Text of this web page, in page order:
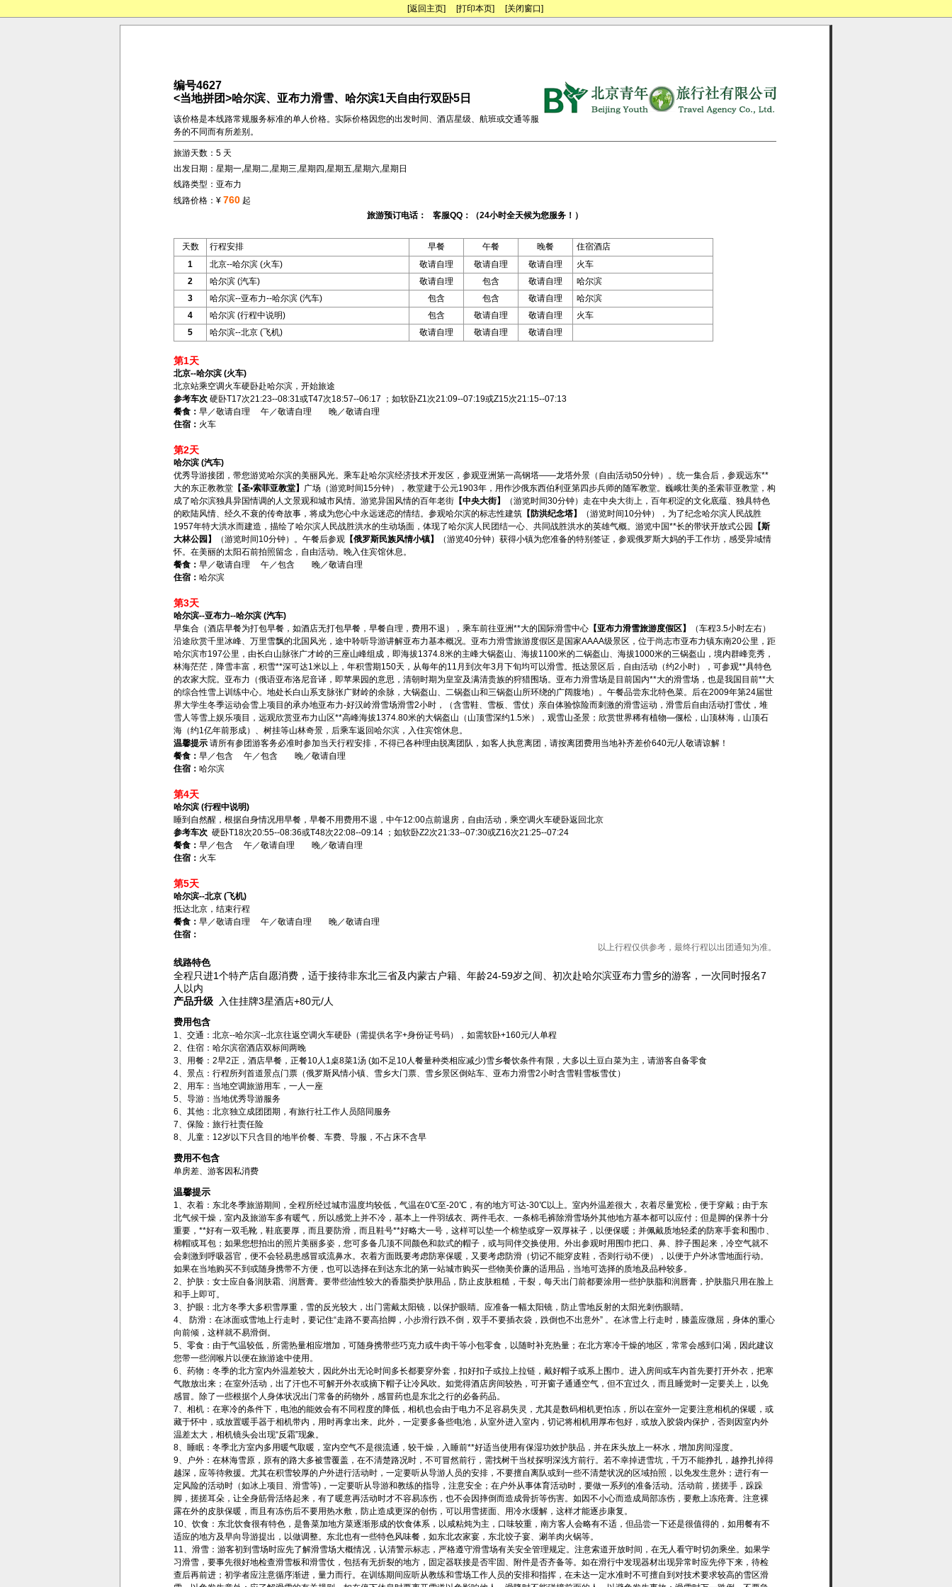
[返回主页] [打印本页] [关闭窗口]
编号4627
<当地拼团>哈尔滨、亚布力滑雪、哈尔滨1天自由行双卧5日
该价格是本线路常规服务标准的单人价格。实际价格因您的出发时间、酒店星级、航班或交通等服
务的不同而有所差别。
旅游天数：5 天
出发日期：星期一,星期二,星期三,星期四,星期五,星期六,星期日
线路类型：亚布力
线路价格：¥760 起
旅游预订电话： 客服QQ：（24小时全天候为您服务！）
天数 行程安排 早餐 午餐 晚餐
住宿酒店
1
北京--哈尔滨 (火车) 敬请自理 敬请自理 敬请自理
火车
2
哈尔滨 (汽车) 敬请自理 包含 敬请自理
哈尔滨
3
哈尔滨--亚布力--哈尔滨 (汽车) 包含 包含 敬请自理
哈尔滨
4
哈尔滨 (行程中说明) 包含 敬请自理 敬请自理
火车
5
哈尔滨--北京 (飞机) 敬请自理 敬请自理 敬请自理
第1天
北京--哈尔滨 (火车)
北京站乘空调火车硬卧赴哈尔滨，开始旅途
参考车次 硬卧T17次21:23--08:31或T47次18:57--06:17 ；如软卧Z1次21:09--07:19或Z15次21:15--07:13
餐食：早／敬请自理 午／敬请自理 晚／敬请自理
住宿： 火车
第2天
哈尔滨 (汽车)
优秀导游接团，带您游览哈尔滨的美丽风光。乘车赴哈尔滨经济技术开发区，参观亚洲第一高钢塔——龙塔外景（自由活动50分钟）。统一集合后，参观远东**
大的东正教教堂 【圣•索菲亚教堂】 广场（游览时间15分钟），教堂建于公元1903年，用作沙俄东西伯利亚第四步兵师的随军教堂。巍峨壮美的圣索菲亚教堂，构
成了哈尔滨独具异国情调的人文景观和城市风情。游览异国风情的百年老街 【中央大街】
（游览时间30分钟）走在中央大街上，百年积淀的文化底蕴、独具特色
的欧陆风情、经久不衰的传奇故事，将成为您心中永远迷恋的情结。参观哈尔滨的标志性建筑 【防洪纪念塔】
（游览时间10分钟），为了纪念哈尔滨人民战胜
1957年特大洪水而建造，描绘了哈尔滨人民战胜洪水的生动场面，体现了哈尔滨人民团结一心、共同战胜洪水的英雄气概。游览中国**长的带状开放式公园
【斯
大林公园】
（游览时间10分钟）。午餐后参观 【俄罗斯民族风情小镇】
（游览40分钟）获得小镇为您准备的特别签证，参观俄罗斯大妈的手工作坊，感受异域情
怀。在美丽的太阳石前拍照留念，自由活动。晚入住宾馆休息。
餐食：早／敬请自理 午／包含 晚／敬请自理
住宿：哈尔滨
第3天
哈尔滨--亚布力--哈尔滨 (汽车)
早集合（酒店早餐为打包早餐，如酒店无打包早餐，早餐自理，费用不退），乘车前往亚洲**大的国际滑雪中心 【亚布力滑雪旅游度假区】
（车程3.5小时左右）
沿途欣赏千里冰峰、万里雪飘的北国风光，途中聆听导游讲解亚布力基本概况。亚布力滑雪旅游度假区是国家AAAA级景区，位于尚志市亚布力镇东南20公里，距
哈尔滨市197公里，由长白山脉张广才岭的三座山峰组成，即海拔1374.8米的主峰大锅盔山、海拔1100米的二锅盔山、海拔1000米的三锅盔山，境内群峰竞秀，
林海茫茫，降雪丰富，积雪**深可达1米以上，年积雪期150天，从每年的11月到次年3月下旬均可以滑雪。抵达景区后，自由活动（约2小时），可参观**具特色
的农家大院。亚布力（俄语亚布洛尼音译，即苹果园的意思，清朝时期为皇室及满清贵族的狩猎围场。亚布力滑雪场是目前国内**大的滑雪场，也是我国目前**大
的综合性雪上训练中心。地处长白山系支脉张广财岭的余脉，大锅盔山、二锅盔山和三锅盔山所环绕的广阔腹地）。午餐品尝东北特色菜。后在2009年第24届世
界大学生冬季运动会雪上项目的承办地亚布力-好汉岭滑雪场滑雪2小时，（含雪鞋、雪板、雪仗）亲自体验惊险而刺激的滑雪运动，滑雪后自由活动打雪仗，堆
雪人等雪上娱乐项目，远观欣赏亚布力山区**高峰海拔1374.80米的大锅盔山（山顶雪深约1.5米），观雪山圣景；欣赏世界稀有植物—偃松，山顶林海，山顶石
海（约1亿年前形成）、树挂等山林奇景，后乘车返回哈尔滨，入住宾馆休息。
温馨提示请所有参团游客务必准时参加当天行程安排，不得已各种理由脱离团队，如客人执意离团，请按离团费用当地补齐差价640元/人敬请谅解！
餐食：早／包含 午／包含 晚／敬请自理
住宿：哈尔滨
第4天
哈尔滨 (行程中说明)
睡到自然醒，根据自身情况用早餐，早餐不用费用不退，中午12:00点前退房，自由活动，乘空调火车硬卧返回北京
参考车次 硬卧T18次20:55--08:36或T48次22:08--09:14 ；如软卧Z2次21:33--07:30或Z16次21:25--07:24
餐食：早／包含 午／敬请自理 晚／敬请自理
住宿： 火车
第5天
哈尔滨--北京 (飞机)
抵达北京，结束行程
餐食：早／敬请自理 午／敬请自理 晚／敬请自理
住宿：
以上行程仅供参考，最终行程以出团通知为准。
线路特色
全程只进1个特产店自愿消费，适于接待非东北三省及内蒙古户籍、年龄24-59岁之间、初次赴哈尔滨亚布力雪乡的游客，一次同时报名7
人以内
产品升级
入住挂牌3星酒店+80元/人
费用包含
1、交通：北京--哈尔滨--北京往返空调火车硬卧（需提供名字+身份证号码），如需软卧+160元/人单程
2、住宿：哈尔滨宿酒店双标间两晚
3、用餐：2早2正，酒店早餐，正餐10人1桌8菜1汤 (如不足10人餐量种类相应减少)雪乡餐饮条件有限，大多以土豆白菜为主，请游客自备零食
4、景点：行程所列首道景点门票（俄罗斯风情小镇、雪乡大门票、雪乡景区倒站车、亚布力滑雪2小时含雪鞋雪板雪仗）
2、用车：当地空调旅游用车，一人一座
5、导游：当地优秀导游服务
6、其他：北京独立成团团期，有旅行社工作人员陪同服务
7、保险：旅行社责任险
8、儿童：12岁以下只含目的地半价餐、车费、导服，不占床不含早
费用不包含
单房差、游客因私消费
温馨提示
1、衣着：东北冬季旅游期间，全程所经过城市温度均较低，气温在0℃至-20℃，有的地方可达-30℃以上。室内外温差很大，衣着尽量宽松，便于穿戴；由于东
北气候干燥，室内及旅游车多有暖气，所以感觉上并不冷，基本上一件羽绒衣、两件毛衣、一条棉毛裤除滑雪场外其他地方基本都可以应付；但是脚的保养十分
重要，**好有一双毛靴，鞋底要厚，而且要防滑，而且鞋号**好略大一号，这样可以垫一个棉垫或穿一双厚袜子，以便保暖；并佩戴质地轻柔的防寒手套和围巾、
棉帽或耳包；如果您想拍出的照片美丽多姿，您可多备几顶不同颜色和款式的帽子，或与同伴交换使用。外出参观时用围巾把口、鼻、脖子围起来，冷空气就不
会刺激到呼吸器官，便不会轻易患感冒或流鼻水。衣着方面既要考虑防寒保暖，又要考虑防滑（切记不能穿皮鞋，否则行动不便），以便于户外冰雪地面行动。
如果在当地购买不到或随身携带不方便，也可以选择在到达东北的第一站城市购买一些物美价廉的适用品，当地可选择的质地及品种较多。
2、护肤：女士应自备润肤霜、润唇膏。要带些油性较大的香脂类护肤用品，防止皮肤粗糙，干裂，每天出门前都要涂用一些护肤脂和润唇膏，护肤脂只用在脸上
和手上即可。
3、护眼：北方冬季大多积雪厚重，雪的反光较大，出门需戴太阳镜，以保护眼睛。应准备一幅太阳镜，防止雪地反射的太阳光刺伤眼睛。
4、 防滑：在冰面或雪地上行走时，要记住“走路不要高抬脚，小步滑行跌不倒，双手不要插衣袋，跌倒也不出意外” 。在冰雪上行走时，膝盖应微屈，身体的重心
向前倾，这样就不易滑倒。
5、零食：由于气温较低，所需热量相应增加，可随身携带些巧克力或牛肉干等小包零食，以随时补充热量；在北方寒冷干燥的地区，常常会感到口渴，因此建议
您带一些润喉片以便在旅游途中使用。
6、药物：冬季的北方室内外温差较大，因此外出无论时间多长都要穿外套，扣好扣子或拉上拉链，戴好帽子或系上围巾。进入房间或车内首先要打开外衣，把寒
气散放出来；在室外活动，出了汗也不可解开外衣或摘下帽子让冷风吹。如觉得酒店房间较热，可开窗子通通空气，但不宜过久，而且睡觉时一定要关上，以免
感冒。除了一些根据个人身体状况出门常备的药物外，感冒药也是东北之行的必备药品。
7、相机：在寒冷的条件下，电池的能效会有不同程度的降低，相机也会由于电力不足容易失灵，尤其是数码相机更怕冻，所以在室外一定要注意相机的保暖，或
藏于怀中，或放置暖手器于相机带内，用时再拿出来。此外，一定要多备些电池，从室外进入室内，切记将相机用厚布包好，或放入胶袋内保护，否则因室内外
温差太大，相机镜头会出现“反霜”现象。
8、睡眠：冬季北方室内多用暖气取暖，室内空气不是很流通，较干燥，入睡前**好适当使用有保湿功效护肤品，并在床头放上一杯水，增加房间湿度。
9、户外：在林海雪原，原有的路大多被雪覆盖，在不清楚路况时，不可冒然前行，需找树干当杖探明深浅方前行。若不幸掉进雪坑，千万不能挣扎，越挣扎掉得
越深，应等待救援。尤其在积雪较厚的户外进行活动时，一定要听从导游人员的安排，不要擅自离队或到一些不清楚状况的区域拍照，以免发生意外；进行有一
定风险的活动时（如冰上项目、滑雪等)，一定要听从导游和教练的指导，注意安全；在户外从事体育活动时，要做一系列的准备活动。活动前，搓搓手，跺跺
脚，搓搓耳朵，让全身筋骨活络起来，有了暖意再活动时才不容易冻伤，也不会因摔倒而造成骨折等伤害。如因不小心而造成局部冻伤，要敷上冻疮膏。注意裸
露在外的皮肤保暖，而且有冻伤后不要用热水敷，防止造成更深的创伤，可以用雪搓面、用冷水缓解，这样才能逐步康复。
10、饮食：东北饮食很有特色，是鲁菜加地方菜逐渐形成的饮食体系，以咸粘炖为主，口味较重，南方客人会略有不适，但品尝一下还是很值得的，如用餐有不
适应的地方及早向导游提出，以做调整。东北也有一些特色风味餐，如东北农家宴，东北饺子宴、涮羊肉火锅等。
11、滑雪：游客初到雪场时应先了解滑雪场大概情况，认清警示标志，严格遵守滑雪场有关安全管理规定。注意索道开放时间，在无人看守时切勿乘坐。如果学
习滑雪，要事先很好地检查滑雪板和滑雪仗，包括有无折裂的地方，固定器联接是否牢固、附件是否齐备等。如在滑行中发现器材出现异常时应先停下来，待检
查后再前进；初学者应注意循序渐进，量力而行。在训练期间应听从教练和雪场工作人员的安排和指挥，在未达一定水准时不可擅自到对技术要求较高的雪区滑